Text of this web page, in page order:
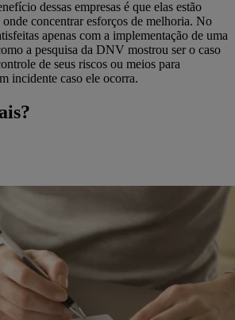
dessas empresas é que elas estão
onde concentrar esforços de melhoria. No
apenas com a implementação de uma
a pesquisa da DNV mostrou ser o caso
de seus riscos ou meios para
incidente caso ele ocorra.